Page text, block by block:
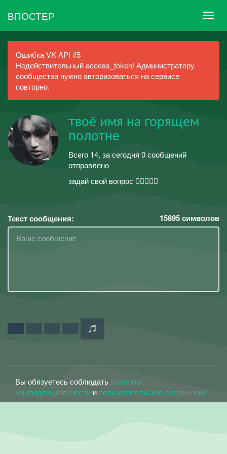
ВПОСТЕР
Ошибка VK API #5
Недействительный access_token! Администратору
сообщества нужно авторизоваться на сервисе
повторно.
твоё имя на горящем
полотне
Всего 14, за сегодня 0 сообщений
отправлено
задай свой вопрос 👉🏻👈🏻🥺
Текст сообщения: 15895символов
Вы обязуетесь соблюдать политику
конфиденциальности и пользовательское соглашение